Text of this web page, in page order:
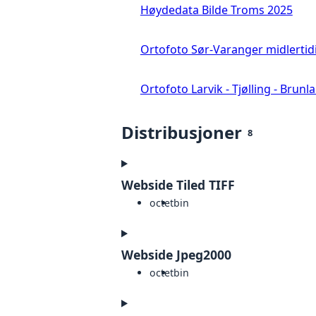
Høydedata Bilde Troms 2025
Ortofoto Sør-Varanger
Ortofoto Larvik - Tjølling -
Distribusjoner 8
Webside Tiled TIFF
octetbin
Webside Jpeg2000
octetbin